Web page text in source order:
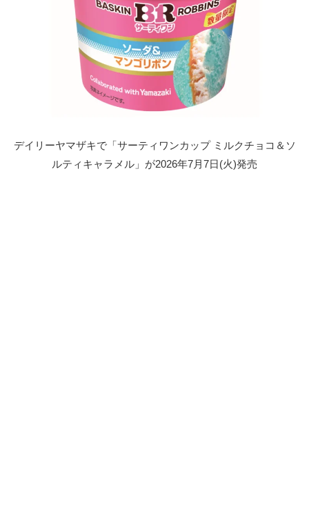
デイリーヤマザキで「サーティワンカップ ミルクチョコ＆ソ
ルティキャラメル」が2026年7月7日(火)発売